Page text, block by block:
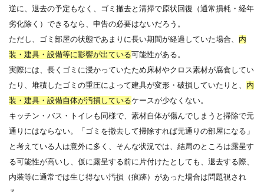
逆に、退去の予定もなく、ゴミ撤去と清掃で原状回復（通常損耗・経年
劣化除く）できるなら、申告の必要はないだろう。
ただし、ゴミ部屋の状態であまりに長い期間が経過していた場合、 内
装・建具・設備等に影響が出ている可能性がある。
実際には、長くゴミに浸かっていたため床材やクロス素材が腐食してい
たり、堆積したゴミの重圧によって建具が変形・破損していたりと、 内
装・建具・設備自体が汚損しているケースが少なくない。
キッチン・バス・トイレも同様で、素材自体が傷んでしまうと掃除で元
通りにはならない。「ゴミを撤去して掃除すれば元通りの部屋になる」
と考えている人は意外に多く、そんな状況では、結局のところは露呈す
る可能性が高いし、仮に露呈する前に片付けたとしても、退去する際、
内装等に通常では生じ得ない汚損（痕跡）があった場合は問題視され